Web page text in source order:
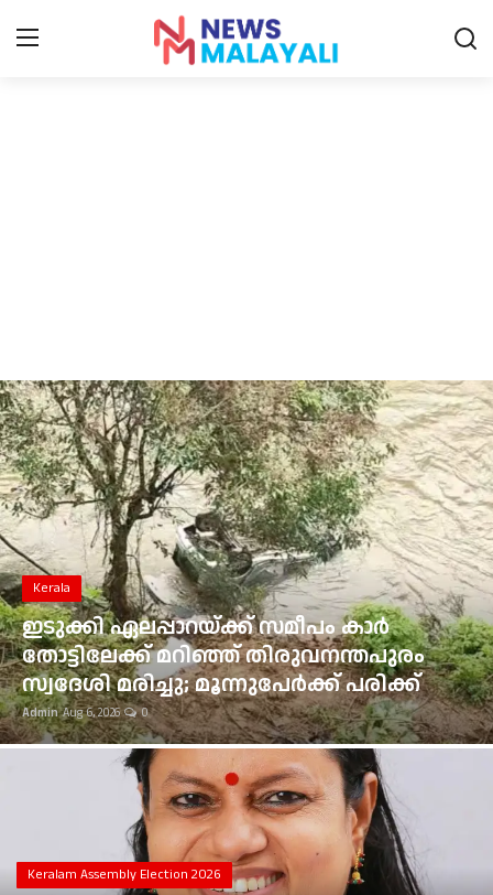
Entertainment
Sports
Food
Gulf News
Loksabha Election 2024
Technology
Health
Jobs Mall
Career
Kerala
ഇടുക്കി ഏലപ്പാറയ്ക്ക് സമീപം കാർ
തോട്ടിലേക്ക് മറിഞ്ഞ് തിരുവനന്തപുരം
സ്വദേശി മരിച്ചു; മൂന്നുപേർക്ക് പരിക്ക്
Admin Aug 6, 2026 0
Keralam Assembly Election 2026